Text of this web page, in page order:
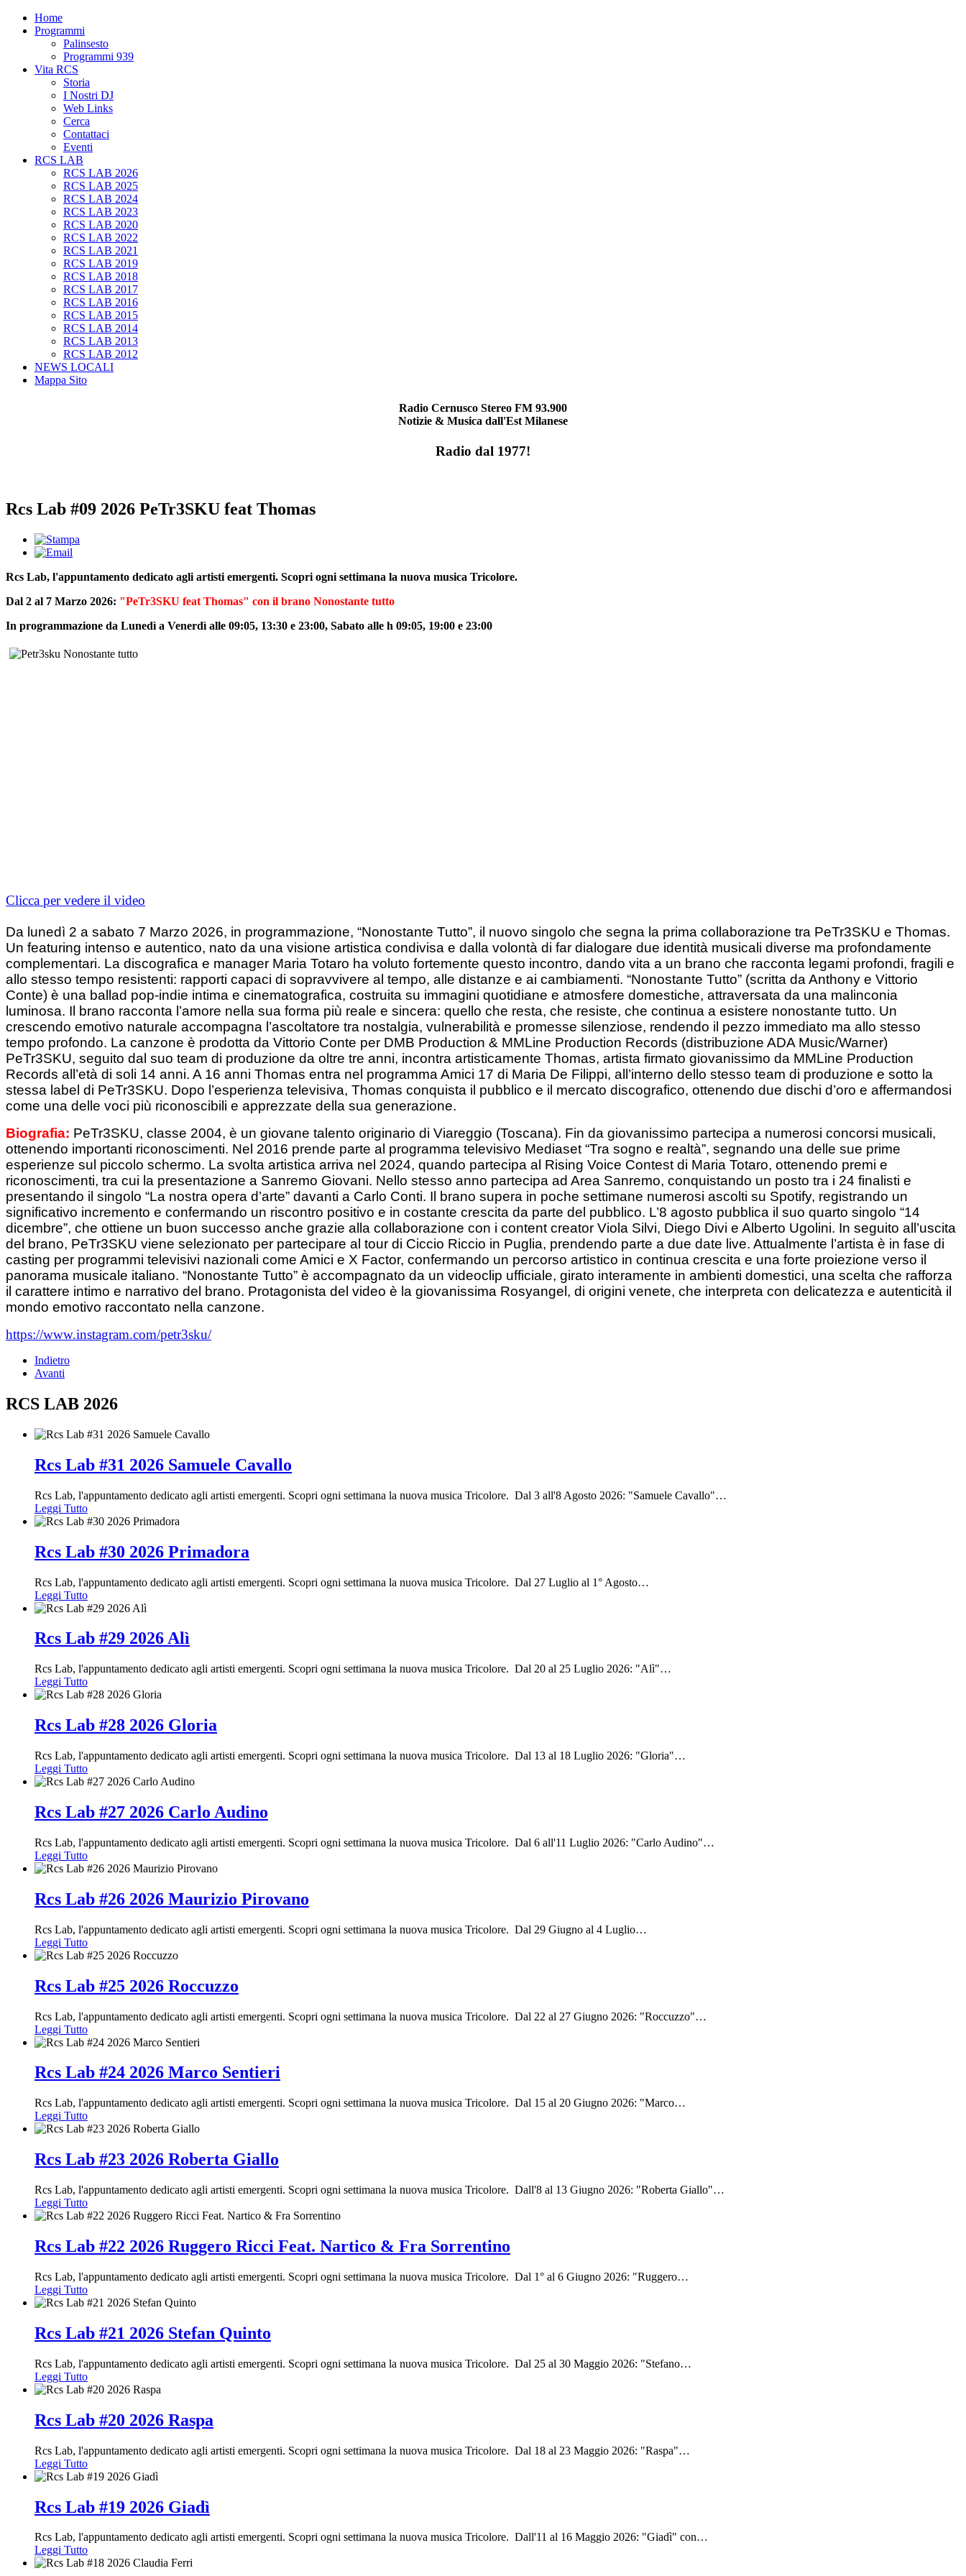
Home
Programmi
Palinsesto
Programmi 939
Vita RCS
Storia
I Nostri DJ
Web Links
Cerca
Contattaci
Eventi
RCS LAB
RCS LAB 2026
RCS LAB 2025
RCS LAB 2024
RCS LAB 2023
RCS LAB 2020
RCS LAB 2022
RCS LAB 2021
RCS LAB 2019
RCS LAB 2018
RCS LAB 2017
RCS LAB 2016
RCS LAB 2015
RCS LAB 2014
RCS LAB 2013
RCS LAB 2012
NEWS LOCALI
Mappa Sito
Radio Cernusco Stereo FM 93.900
Notizie & Musica dall'Est Milanese
Radio dal 1977!
Rcs Lab #09 2026 PeTr3SKU feat Thomas
Rcs Lab, l'appuntamento dedicato agli artisti emergenti. Scopri ogni settimana la nuova musica Tricolore.
Dal 2 al 7 Marzo 2026: "PeTr3SKU feat Thomas" con il brano Nonostante tutto
In programmazione da Lunedì a Venerdì alle 09:05, 13:30 e 23:00, Sabato alle h 09:05, 19:00 e 23:00
Clicca per vedere il video
Da lunedì 2 a sabato 7 Marzo 2026, in programmazione, “Nonostante Tutto”, il nuovo singolo che segna la prima collaborazione tra PeTr3SKU e Thomas.
Un featuring intenso e autentico, nato da una visione artistica condivisa e dalla volontà di far dialogare due identità musicali diverse ma profondamente
complementari. La discografica e manager Maria Totaro ha voluto fortemente questo incontro, dando vita a un brano che racconta legami profondi, fragili e
allo stesso tempo resistenti: rapporti capaci di sopravvivere al tempo, alle distanze e ai cambiamenti. “Nonostante Tutto” (scritta da Anthony e Vittorio
Conte) è una ballad pop-indie intima e cinematografica, costruita su immagini quotidiane e atmosfere domestiche, attraversata da una malinconia
luminosa. Il brano racconta l’amore nella sua forma più reale e sincera: quello che resta, che resiste, che continua a esistere nonostante tutto. Un
crescendo emotivo naturale accompagna l’ascoltatore tra nostalgia, vulnerabilità e promesse silenziose, rendendo il pezzo immediato ma allo stesso
tempo profondo. La canzone è prodotta da Vittorio Conte per DMB Production & MMLine Production Records (distribuzione ADA Music/Warner)
PeTr3SKU, seguito dal suo team di produzione da oltre tre anni, incontra artisticamente Thomas, artista firmato giovanissimo da MMLine Production
Records all’età di soli 14 anni. A 16 anni Thomas entra nel programma Amici 17 di Maria De Filippi, all’interno dello stesso team di produzione e sotto la
stessa label di PeTr3SKU. Dopo l’esperienza televisiva, Thomas conquista il pubblico e il mercato discografico, ottenendo due dischi d’oro e affermandosi
come una delle voci più riconoscibili e apprezzate della sua generazione.
Biografia: PeTr3SKU, classe 2004, è un giovane talento originario di Viareggio (Toscana). Fin da giovanissimo partecipa a numerosi concorsi musicali,
ottenendo importanti riconoscimenti. Nel 2016 prende parte al programma televisivo Mediaset “Tra sogno e realtà”, segnando una delle sue prime
esperienze sul piccolo schermo. La svolta artistica arriva nel 2024, quando partecipa al Rising Voice Contest di Maria Totaro, ottenendo premi e
riconoscimenti, tra cui la presentazione a Sanremo Giovani. Nello stesso anno partecipa ad Area Sanremo, conquistando un posto tra i 24 finalisti e
presentando il singolo “La nostra opera d’arte” davanti a Carlo Conti. Il brano supera in poche settimane numerosi ascolti su Spotify, registrando un
significativo incremento e confermando un riscontro positivo e in costante crescita da parte del pubblico. L’8 agosto pubblica il suo quarto singolo “14
dicembre”, che ottiene un buon successo anche grazie alla collaborazione con i content creator Viola Silvi, Diego Divi e Alberto Ugolini. In seguito all’uscita
del brano, PeTr3SKU viene selezionato per partecipare al tour di Ciccio Riccio in Puglia, prendendo parte a due date live. Attualmente l’artista è in fase di
casting per programmi televisivi nazionali come Amici e X Factor, confermando un percorso artistico in continua crescita e una forte proiezione verso il
panorama musicale italiano. “Nonostante Tutto” è accompagnato da un videoclip ufficiale, girato interamente in ambienti domestici, una scelta che rafforza
il carattere intimo e narrativo del brano. Protagonista del video è la giovanissima Rosyangel, di origini venete, che interpreta con delicatezza e autenticità il
mondo emotivo raccontato nella canzone.
https://www.instagram.com/petr3sku/
Indietro
Avanti
RCS LAB 2026
Rcs Lab #31 2026 Samuele Cavallo
Rcs Lab, l'appuntamento dedicato agli artisti emergenti. Scopri ogni settimana la nuova musica Tricolore. Dal 3 all'8 Agosto 2026: "Samuele Cavallo"…
Leggi Tutto
Rcs Lab #30 2026 Primadora
Rcs Lab, l'appuntamento dedicato agli artisti emergenti. Scopri ogni settimana la nuova musica Tricolore. Dal 27 Luglio al 1° Agosto…
Leggi Tutto
Rcs Lab #29 2026 Alì
Rcs Lab, l'appuntamento dedicato agli artisti emergenti. Scopri ogni settimana la nuova musica Tricolore. Dal 20 al 25 Luglio 2026: "Alì"…
Leggi Tutto
Rcs Lab #28 2026 Gloria
Rcs Lab, l'appuntamento dedicato agli artisti emergenti. Scopri ogni settimana la nuova musica Tricolore. Dal 13 al 18 Luglio 2026: "Gloria"…
Leggi Tutto
Rcs Lab #27 2026 Carlo Audino
Rcs Lab, l'appuntamento dedicato agli artisti emergenti. Scopri ogni settimana la nuova musica Tricolore. Dal 6 all'11 Luglio 2026: "Carlo Audino"…
Leggi Tutto
Rcs Lab #26 2026 Maurizio Pirovano
Rcs Lab, l'appuntamento dedicato agli artisti emergenti. Scopri ogni settimana la nuova musica Tricolore. Dal 29 Giugno al 4 Luglio…
Leggi Tutto
Rcs Lab #25 2026 Roccuzzo
Rcs Lab, l'appuntamento dedicato agli artisti emergenti. Scopri ogni settimana la nuova musica Tricolore. Dal 22 al 27 Giugno 2026: "Roccuzzo"…
Leggi Tutto
Rcs Lab #24 2026 Marco Sentieri
Rcs Lab, l'appuntamento dedicato agli artisti emergenti. Scopri ogni settimana la nuova musica Tricolore. Dal 15 al 20 Giugno 2026: "Marco…
Leggi Tutto
Rcs Lab #23 2026 Roberta Giallo
Rcs Lab, l'appuntamento dedicato agli artisti emergenti. Scopri ogni settimana la nuova musica Tricolore. Dall'8 al 13 Giugno 2026: "Roberta Giallo"…
Leggi Tutto
Rcs Lab #22 2026 Ruggero Ricci Feat. Nartico & Fra Sorrentino
Rcs Lab, l'appuntamento dedicato agli artisti emergenti. Scopri ogni settimana la nuova musica Tricolore. Dal 1° al 6 Giugno 2026: "Ruggero…
Leggi Tutto
Rcs Lab #21 2026 Stefan Quinto
Rcs Lab, l'appuntamento dedicato agli artisti emergenti. Scopri ogni settimana la nuova musica Tricolore. Dal 25 al 30 Maggio 2026: "Stefano…
Leggi Tutto
Rcs Lab #20 2026 Raspa
Rcs Lab, l'appuntamento dedicato agli artisti emergenti. Scopri ogni settimana la nuova musica Tricolore. Dal 18 al 23 Maggio 2026: "Raspa"…
Leggi Tutto
Rcs Lab #19 2026 Giadì
Rcs Lab, l'appuntamento dedicato agli artisti emergenti. Scopri ogni settimana la nuova musica Tricolore. Dall'11 al 16 Maggio 2026: "Giadì" con…
Leggi Tutto